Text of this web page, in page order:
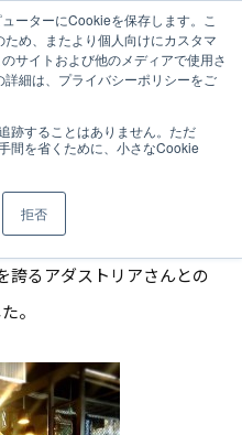
ーターにCookieを保存します。こ
め、またより個人向けにカスタマ
サイトおよび他のメディアで使用さ
細は、プライバシーポリシーをご
跡することはありません。ただ
間を省くために、小さなCookie
拒否
提携
誇るアダストリアさんとの
。